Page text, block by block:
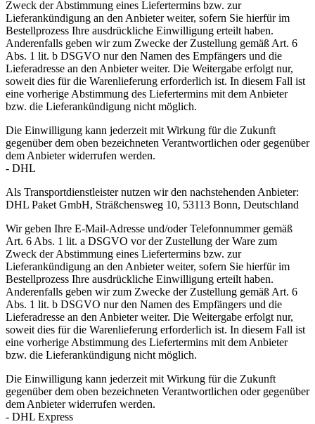
Zweck der Abstimmung eines Liefertermins bzw. zur
Lieferankündigung an den Anbieter weiter, sofern Sie hierfür im
Bestellprozess Ihre ausdrückliche Einwilligung erteilt haben.
Anderenfalls geben wir zum Zwecke der Zustellung gemäß Art. 6
Abs. 1 lit. b DSGVO nur den Namen des Empfängers und die
Lieferadresse an den Anbieter weiter. Die Weitergabe erfolgt nur,
soweit dies für die Warenlieferung erforderlich ist. In diesem Fall ist
eine vorherige Abstimmung des Liefertermins mit dem Anbieter
bzw. die Lieferankündigung nicht möglich.
Die Einwilligung kann jederzeit mit Wirkung für die Zukunft
gegenüber dem oben bezeichneten Verantwortlichen oder gegenüber
dem Anbieter widerrufen werden.
- DHL
Als Transportdienstleister nutzen wir den nachstehenden Anbieter:
DHL Paket GmbH, Sträßchensweg 10, 53113 Bonn, Deutschland
Wir geben Ihre E-Mail-Adresse und/oder Telefonnummer gemäß
Art. 6 Abs. 1 lit. a DSGVO vor der Zustellung der Ware zum
Zweck der Abstimmung eines Liefertermins bzw. zur
Lieferankündigung an den Anbieter weiter, sofern Sie hierfür im
Bestellprozess Ihre ausdrückliche Einwilligung erteilt haben.
Anderenfalls geben wir zum Zwecke der Zustellung gemäß Art. 6
Abs. 1 lit. b DSGVO nur den Namen des Empfängers und die
Lieferadresse an den Anbieter weiter. Die Weitergabe erfolgt nur,
soweit dies für die Warenlieferung erforderlich ist. In diesem Fall ist
eine vorherige Abstimmung des Liefertermins mit dem Anbieter
bzw. die Lieferankündigung nicht möglich.
Die Einwilligung kann jederzeit mit Wirkung für die Zukunft
gegenüber dem oben bezeichneten Verantwortlichen oder gegenüber
dem Anbieter widerrufen werden.
- DHL Express